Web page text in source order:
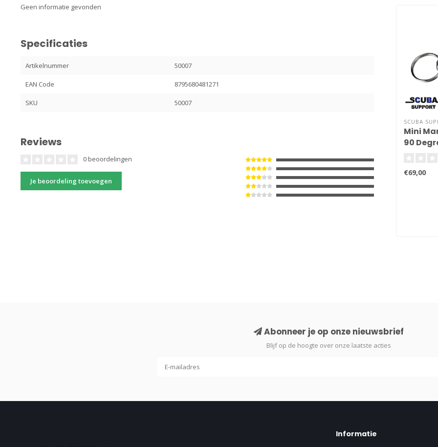
Geen informatie gevonden
Specificaties
Artikelnummer 50007
EAN Code 8795680481271
SKU 50007
Reviews
0 beoordelingen
Je beoordeling toevoegen
SCUBA
Mini
90
€69,00
Abonneer je op onze nieuwsbrief
Blijf op de hoogte over onze laatste acties
Informatie